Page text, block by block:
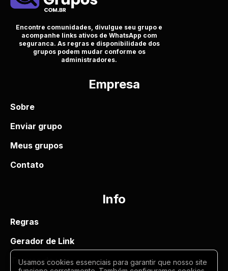
Encontre comunidades, divulgue seu grupo e
acompanhe links ativos de WhatsApp com
seguranca. As regras e disponibilidade dos
grupos podem mudar conforme os
administradores.
Empresa
Sobre
Enviar grupo
Meus grupos
Contato
Info
Regras
Gerador de Link
Termos de uso
Usamos cookies essenciais para garantir que nosso site